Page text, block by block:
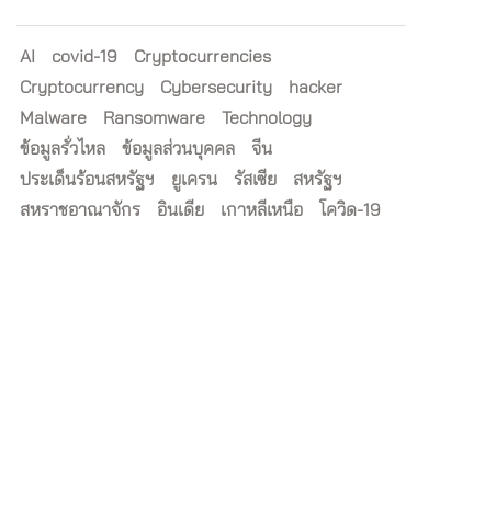
AI covid-19
Cryptocurrencies
Cryptocurrency
Cybersecurity
hacker
Malware
Ransomware
Technology
ข้อมูลรั่วไหล
ข้อมูลส่วนบุคคล
จีน
ประเด็นร้อนสหรัฐฯ
ยูเครน รัสเซีย
สหรัฐฯ
สหราชอาณาจักร
อินเดีย เกาหลีเหนือ โควิด-19